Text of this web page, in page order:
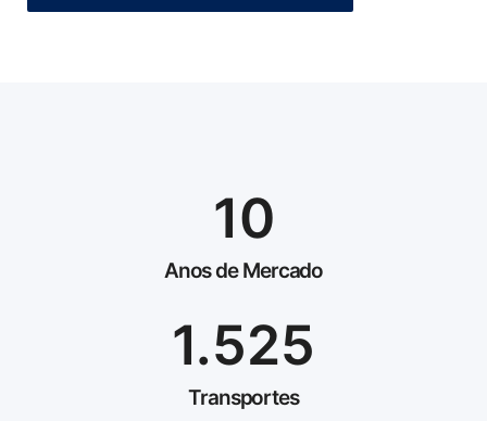
Anos de Mercado
10
Transportes
1.525